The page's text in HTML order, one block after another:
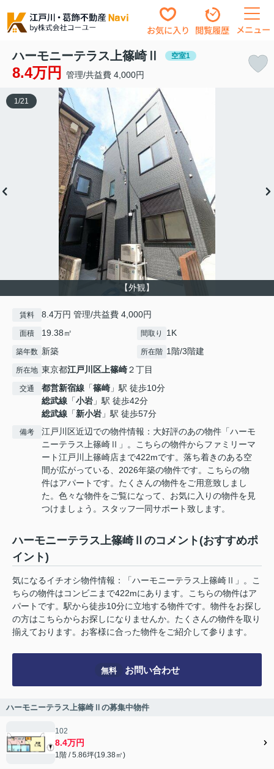
お気に入り 閲覧履歴 メニュー
ハーモニーテラス上篠崎Ⅱ 空室1
8.4万円 管理/共益費 4,000円
【外観】
1 /21
賃料 8.4万円 管理/共益費 4,000円
面積 19.38㎡ 間取り 1K
築年数 新築 所在階 1階/3階建
所在地 東京都江戸川区 上篠崎２丁目
交通 都営新宿線 「篠崎 」駅 徒歩10分
総武線 「小岩 」駅 徒歩42分
総武線 「新小岩 」駅 徒歩57分
備考
江戸川区近辺での物件情報：大好評のあの物件「ハーモ
ニーテラス上篠崎Ⅱ」。こちらの物件からファミリーマ
ート江戸川上篠崎店まで422mです。落ち着きのある空
間が広がっている、2026年築の物件です。こちらの物
件はアパートです。たくさんの物件をご用意致しまし
た。色々な物件をご覧になって、お気に入りの物件を見
つけましょう。スタッフ一同サポート致します。
ハーモニーテラス上篠崎Ⅱのコメント(おすすめポ
イント)
気になるイチオシ物件情報：「ハーモニーテラス上篠崎Ⅱ」。こ
ちらの物件はコンビニまで422mにあります。こちらの物件はア
パートです。駅から徒歩10分に立地する物件です。物件をお探し
の方はこちらからお探しになりませんか。たくさんの物件を取り
揃えております。お客様に合った物件をご紹介して参ります。
無料 お問い合わせ
ハーモニーテラス上篠崎Ⅱの募集中物件
102
8.4万円
1階 / 5.86坪(19.38㎡)